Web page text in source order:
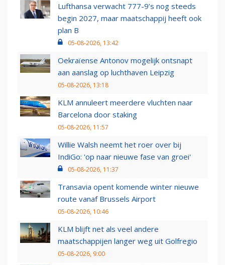
Lufthansa verwacht 777-9’s nog steeds
begin 2027, maar maatschappij heeft ook
plan B
05-08-2026, 13:42
Oekraïense Antonov mogelijk ontsnapt
aan aanslag op luchthaven Leipzig
05-08-2026, 13:18
KLM annuleert meerdere vluchten naar
Barcelona door staking
05-08-2026, 11:57
Willie Walsh neemt het roer over bij
IndiGo: 'op naar nieuwe fase van groei'
05-08-2026, 11:37
Transavia opent komende winter nieuwe
route vanaf Brussels Airport
05-08-2026, 10:46
KLM blijft net als veel andere
maatschappijen langer weg uit Golfregio
05-08-2026, 9:00